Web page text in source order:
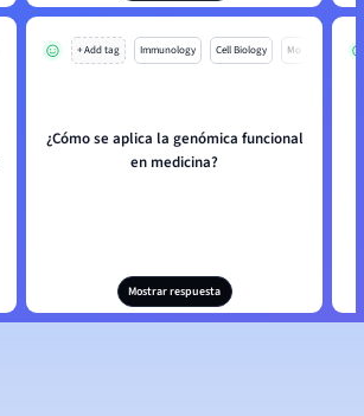
+ Add tag Immunology Cell Biology Mo
¿Cómo se aplica la genómica funcional
en medicina?
Mostrar respuesta